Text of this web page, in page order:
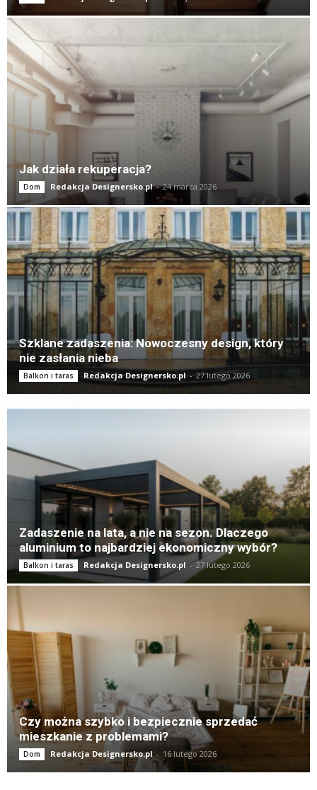
Jak działa rekuperacja?
Dom Redakcja Designersko.pl - 24 marca 2026
Szklane zadaszenia: Nowoczesny design, który
nie zasłania nieba
Balkon i taras Redakcja Designersko.pl - 27 lutego 2026
Zadaszenie na lata, a nie na sezon. Dlaczego
aluminium to najbardziej ekonomiczny wybór?
Balkon i taras Redakcja Designersko.pl - 27 lutego 2026
Czy można szybko i bezpiecznie sprzedać
mieszkanie z problemami?
Dom Redakcja Designersko.pl - 16 lutego 2026